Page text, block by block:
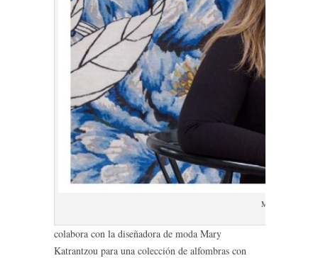
Mary Katrantzou
colabora con la diseñadora de moda Mary
Katrantzou para una colección de alfombras con